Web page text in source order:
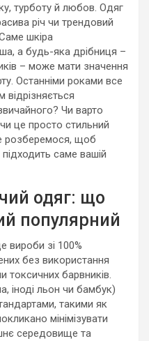
турботу й любов. Одяг
річ чи трендовий
шкіра
а будь-яка дрібниця –
– може мати значення
Останніми роками все
відрізняється
Чи варто
це просто стильний
розберемося, щоб
саме вашій
одяг: що
популярний
вироби зі 100%
без використання
токсичних барвників.
іноді льон чи бамбук)
такими як
мінімізувати
середовище та